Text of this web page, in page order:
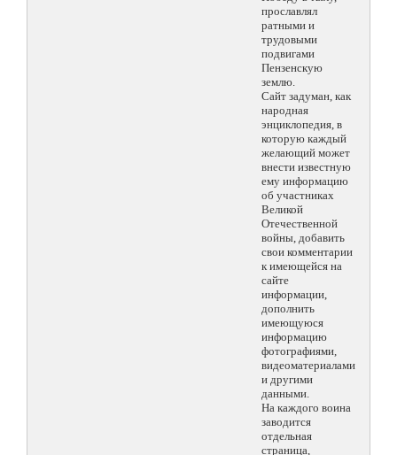
прославлял
ратными и
трудовыми
подвигами
Пензенскую
землю.
Сайт задуман, как
народная
энциклопедия, в
которую каждый
желающий может
внести известную
ему информацию
об участниках
Великой
Отечественной
войны, добавить
свои комментарии
к имеющейся на
сайте
информации,
дополнить
имеющуюся
информацию
фотографиями,
видеоматериалами
и другими
данными.
На каждого воина
заводится
отдельная
страница,